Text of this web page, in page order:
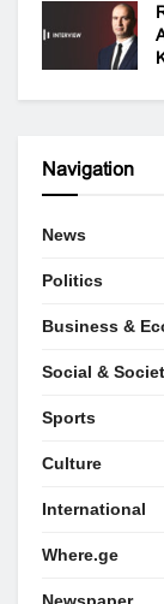
Navigation
News
Politics
Business &
Social &
Sports
Culture
International
Where.ge